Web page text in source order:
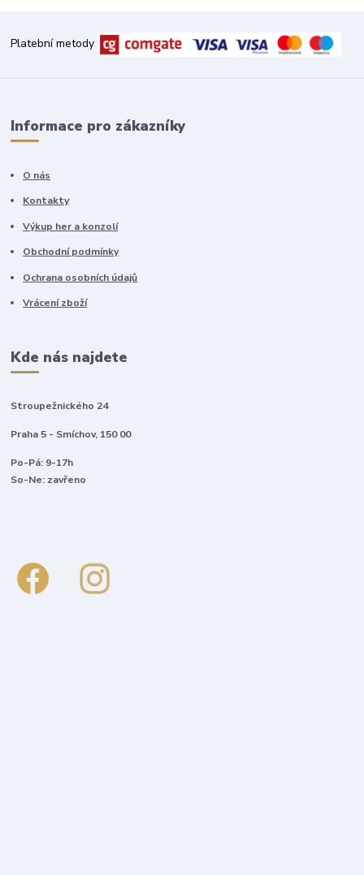
Platební metody
Informace pro zákazníky
O nás
Kontakty
Výkup her a konzolí
Obchodní podmínky
Ochrana osobních údajů
Vrácení zboží
Kde nás najdete
Stroupežnického 24
Praha 5 - Smíchov, 150 00
Po-Pá: 9-17h
So-Ne: zavřeno